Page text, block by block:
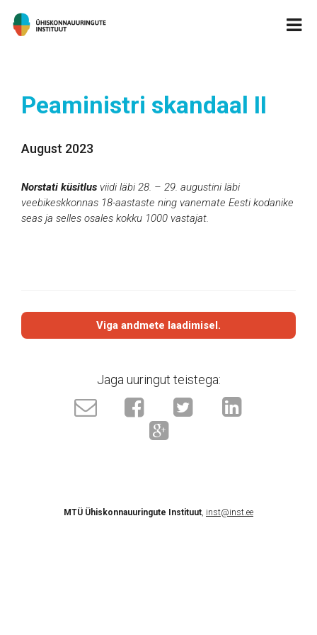
Peaministri skandaal II
August 2023
Norstati küsitlus viidi läbi 28. – 29. augustini läbi
veebikeskkonnas 18-aastaste ning vanemate Eesti kodanike
seas ja selles osales kokku 1000 vastajat.
Viga andmete laadimisel.
Jaga uuringut teistega:
MTÜ Ühiskonnauuringute Instituut, inst@inst.ee